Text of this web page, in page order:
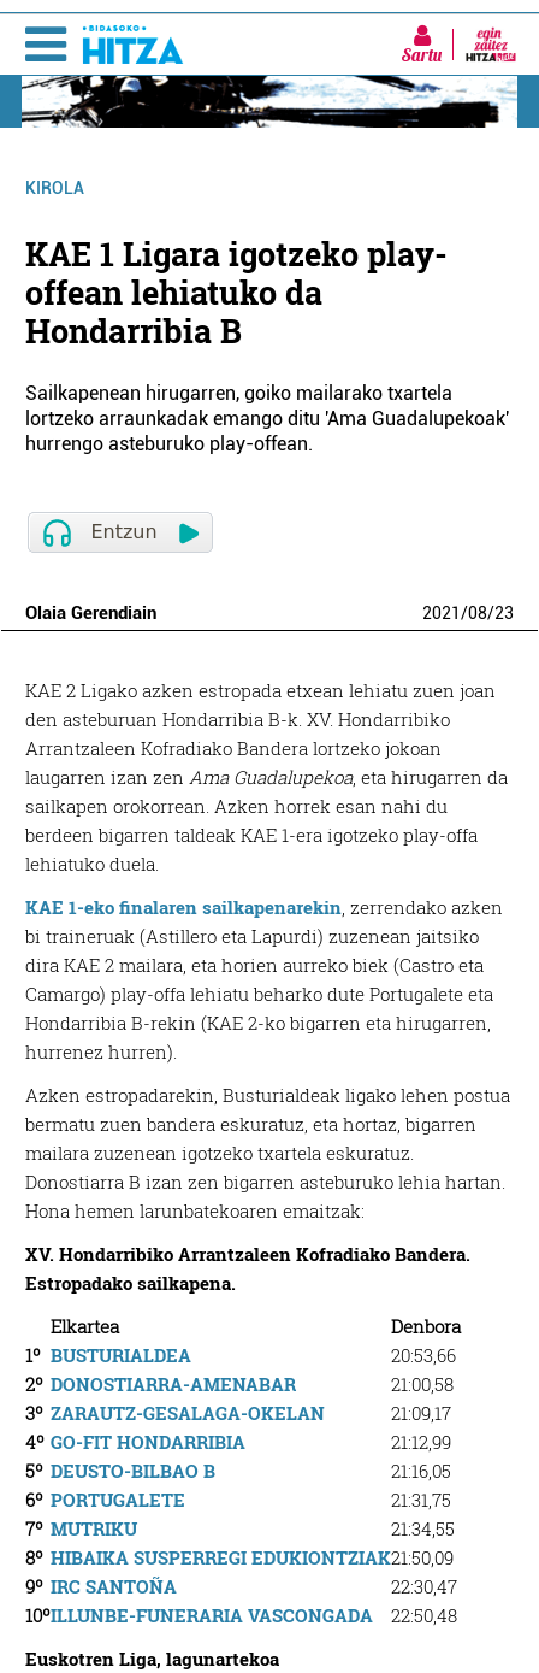
Sartu
KIROLA
KAE 1 Ligara igotzeko play-
offean lehiatuko da
Hondarribia B
Sailkapenean hirugarren, goiko mailarako txartela
lortzeko arraunkadak emango ditu 'Ama Guadalupekoak'
hurrengo asteburuko play-offean.
Olaia Gerendiain 2021/08/23
KAE 2 Ligako azken estropada etxean lehiatu zuen joan
den asteburuan Hondarribia B-k. XV. Hondarribiko
Arrantzaleen Kofradiako Bandera lortzeko jokoan
laugarren izan zen Ama Guadalupekoa, eta hirugarren da
sailkapen orokorrean. Azken horrek esan nahi du
berdeen bigarren taldeakKAE 1-era igotzeko play-offa
lehiatuko duela.
KAE 1-eko finalaren sailkapenarekin , zerrendako azken
bi traineruak (Astillero eta Lapurdi) zuzenean jaitsiko
dira KAE 2 mailara, eta horien aurreko biek (Castro eta
Camargo) play-offa lehiatu beharko dute Portugalete eta
Hondarribia B-rekin (KAE 2-ko bigarren eta hirugarren,
hurrenez hurren).
Azken estropadarekin, Busturialdeak ligako lehen postua
bermatu zuen bandera eskuratuz, eta hortaz, bigarren
mailara zuzenean igotzeko txartela eskuratuz.
Donostiarra B izan zen bigarren asteburuko lehia hartan.
Hona hemen larunbatekoaren emaitzak:
XV. Hondarribiko Arrantzaleen Kofradiako Bandera.
Estropadako sailkapena.
Elkartea
Denbora
1º BUSTURIALDEA
20:53,66
2º DONOSTIARRA-AMENABAR
21:00,58
3º ZARAUTZ-GESALAGA-OKELAN
21:09,17
4º GO-FIT HONDARRIBIA
21:12,99
5º DEUSTO-BILBAO B
21:16,05
6º PORTUGALETE
21:31,75
7º MUTRIKU
21:34,55
8º HIBAIKA SUSPERREGI EDUKIONTZIAK21:50,09
9º IRC SANTOÑA
22:30,47
10ºILLUNBE-FUNERARIA VASCONGADA
22:50,48
Euskotren Liga, lagunartekoa